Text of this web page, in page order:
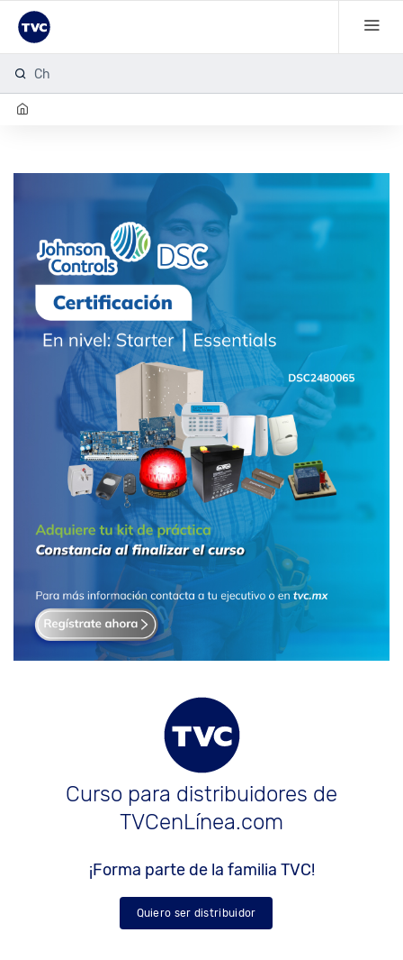
Checa
Curso para distribuidores de
TVCenLínea.com
¡Forma parte de la familia TVC!
Quiero ser distribuidor